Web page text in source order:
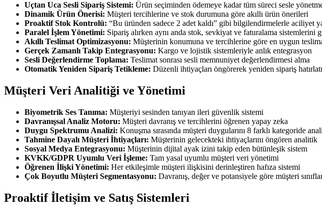
Uçtan Uca Sesli Sipariş Sistemi: Ürün seçiminden ödemeye kadar tüm süreci sesle
Dinamik Ürün Önerisi: Müşteri tercihlerine ve stok durumuna göre akıllı ürün önerileri
Proaktif Stok Kontrolü: “Bu üründen sadece 2 adet kaldı” gibi bilgilendirmelerle aciliyet
Paralel İşlem Yönetimi: Sipariş alırken aynı anda stok, sevkiyat ve faturalama sistemlerini
Akıllı Teslimat Optimizasyonu: Müşterinin konumuna ve tercihlerine göre en uygun
Gerçek Zamanlı Takip Entegrasyonu: Kargo ve lojistik sistemleriyle anlık entegrasyon
Sesli Değerlendirme Toplama: Teslimat sonrası sesli memnuniyet değerlendirmesi alma
Otomatik Yeniden Sipariş Tetikleme: Düzenli ihtiyaçları öngörerek yeniden sipariş
Müşteri Veri Analitiği ve Yönetimi
Biyometrik Ses Tanıma: Müşteriyi sesinden tanıyan ileri güvenlik sistemi
Davranışsal Analiz Motoru: Müşteri davranış ve tercihlerini öğrenen yapay zeka
Duygu Spektrumu Analizi: Konuşma sırasında müşteri duygularını 8 farklı kategoride
Tahmine Dayalı Müşteri İhtiyaçları: Müşterinin gelecekteki ihtiyaçlarını öngören analitik
Sosyal Medya Entegrasyonu: Müşterinin dijital ayak izini takip eden bütünleşik sistem
KVKK/GDPR Uyumlu Veri İşleme: Tam yasal uyumlu müşteri veri yönetimi
Öğrenen İlişki Yönetimi: Her etkileşimle müşteri ilişkisini derinleştiren hafıza sistemi
Çok Boyutlu Müşteri Segmentasyonu: Davranış, değer ve potansiyele göre müşteri
Proaktif İletişim ve Satış Sistemleri